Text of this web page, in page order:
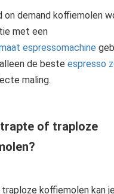
on demand koffiemolen
met een
espressomachine
de beste espresso
maling.
of traploze
koffiemolen kan